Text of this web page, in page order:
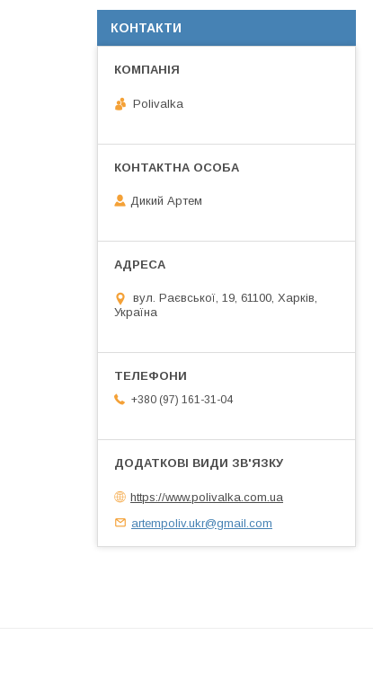
КОНТАКТИ
Polivalka
Дикий Артем
вул. Раєвської, 19, 61100, Харків,
Україна
+380 (97) 161-31-04
https://www.polivalka.com.ua
artempoliv.ukr@gmail.com